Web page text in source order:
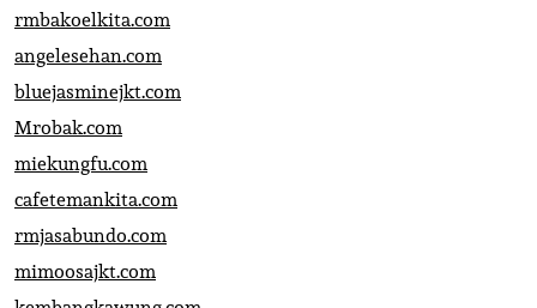
rmbakoelkita.com
angelesehan.com
bluejasminejkt.com
Mrobak.com
miekungfu.com
cafetemankita.com
rmjasabundo.com
mimoosajkt.com